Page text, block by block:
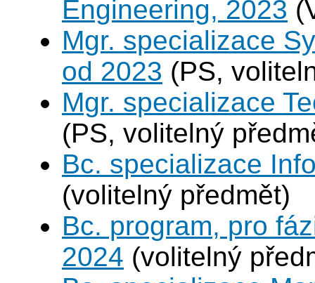
Engineering, 2023
Mgr. specializace
od 2023 (PS,
Mgr. specializace
(PS, volitelný
Bc. specializace
(volitelný předmět)
Bc. program, pro
2024 (volitelný